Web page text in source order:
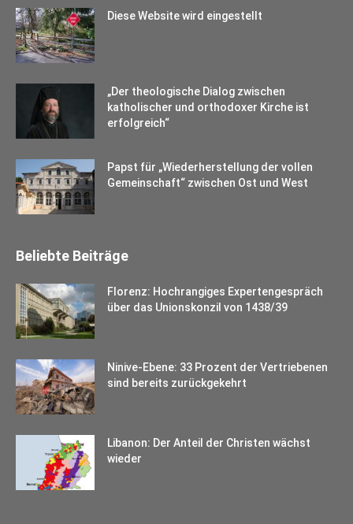
Diese Website wird eingestellt
„Der theologische Dialog zwischen
katholischer und orthodoxer Kirche ist
erfolgreich“
Papst für „Wiederherstellung der vollen
Gemeinschaft“ zwischen Ost und West
Beliebte Beiträge
Florenz: Hochrangiges Expertengespräch
über das Unionskonzil von 1438/39
Ninive-Ebene: 33 Prozent der Vertriebenen
sind bereits zurückgekehrt
Libanon: Der Anteil der Christen wächst
wieder